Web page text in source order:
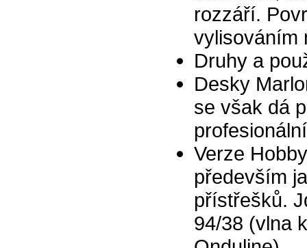
rozzáří.
vylisováním
Druhy a
Desky
se však dá
Verze
především
přístřešků.
94/38 (vlna